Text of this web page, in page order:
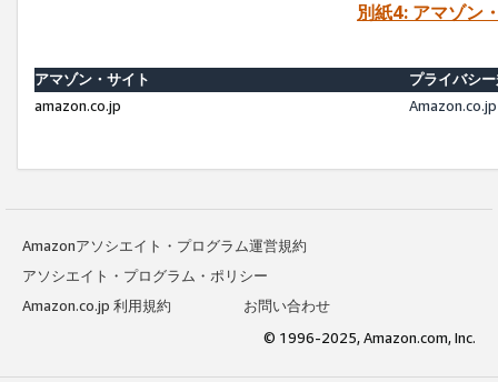
別紙4: アマゾン
アマゾン・サイト
プライバシ
amazon.co.jp
Amazonアソシエイト・プログラム運営規約
アソシエイト・プログラム・ポリシー
Amazon.co.jp 利用規約
お問い合わせ
© 1996-2025, Amazon.com, Inc.